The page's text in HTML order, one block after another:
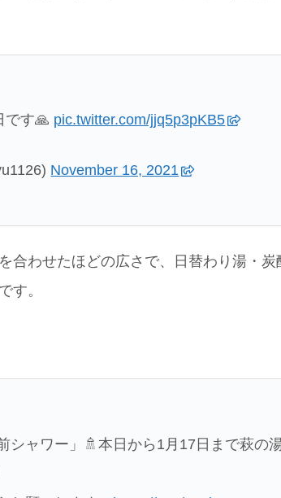
です🙏 pic.twitter.com/jjq5p3pKB5
November 16, 2021
合わせたほどの広さで、日替わり湯・炭
す。
シャワー」🚿本日から1月17日まで萩の